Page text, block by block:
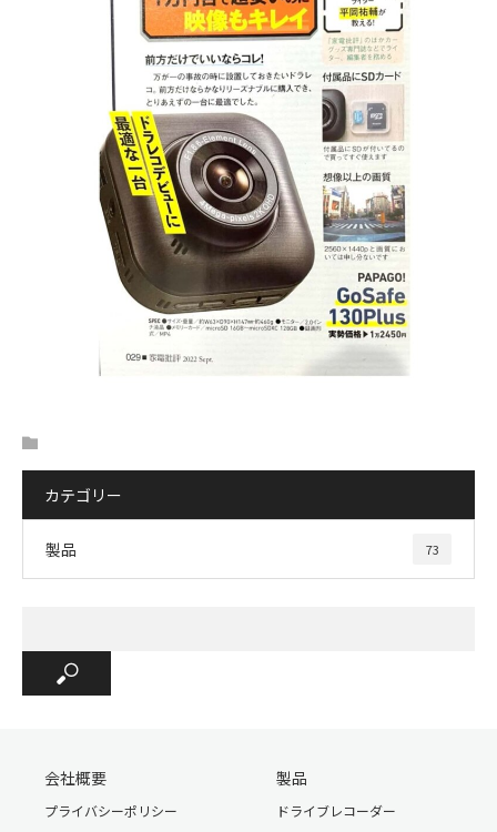
カテゴリー
製品 73
会社概要
プライバシーポリシー
製品
ドライブレコーダー